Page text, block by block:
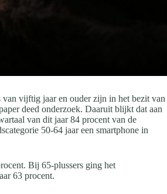
van vijftig jaar en ouder zijn in het bezit van
deed onderzoek. Daaruit blijkt dat aan
van dit jaar 84 procent van de
50-64 jaar een smartphone in
Bij 65-plussers ging het
63 procent.